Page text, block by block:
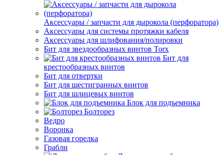
Аксессуары / запчасти для дырокола (перфоратора)
Аксессуары для системы протяжки кабеля
Аксессуары для шлифования/полировки
Бит для звездообразных винтов Torx
Бит для
крестообразных винтов
Бит для отвертки
Бит для шестигранных винтов
Бит для шлицевых винтов
Блок для подъемника
Болторез
Ведро
Воронка
Газовая горелка
Грабли